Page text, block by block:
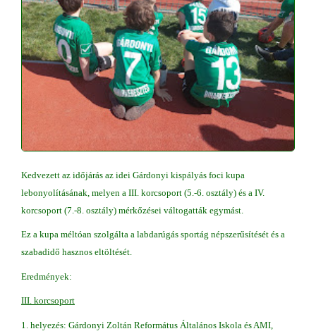
Kedvezett az időjárás az idei Gárdonyi kispályás foci kupa
lebonyolításának, melyen a III. korcsoport (5.-6. osztály) és a IV.
korcsoport (7.-8. osztály) mérkőzései váltogatták egymást.
Ez a kupa méltóan szolgálta a labdarúgás sportág népszerűsítését és a
szabadidő hasznos eltöltését.
Eredmények:
III. korcsoport
1. helyezés: Gárdonyi Zoltán Református Általános Iskola és AMI,